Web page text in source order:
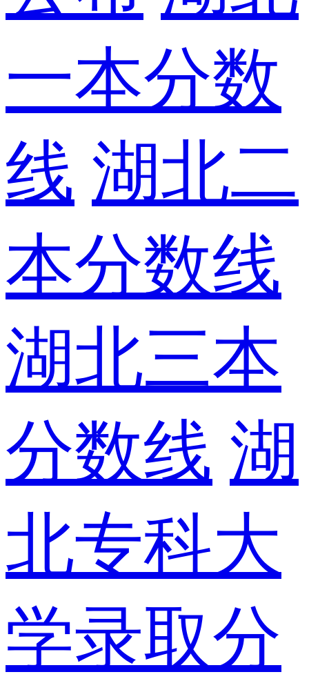
一本分数
线 湖北二
本分数线
湖北三本
分数线 湖
北专科大
学录取分